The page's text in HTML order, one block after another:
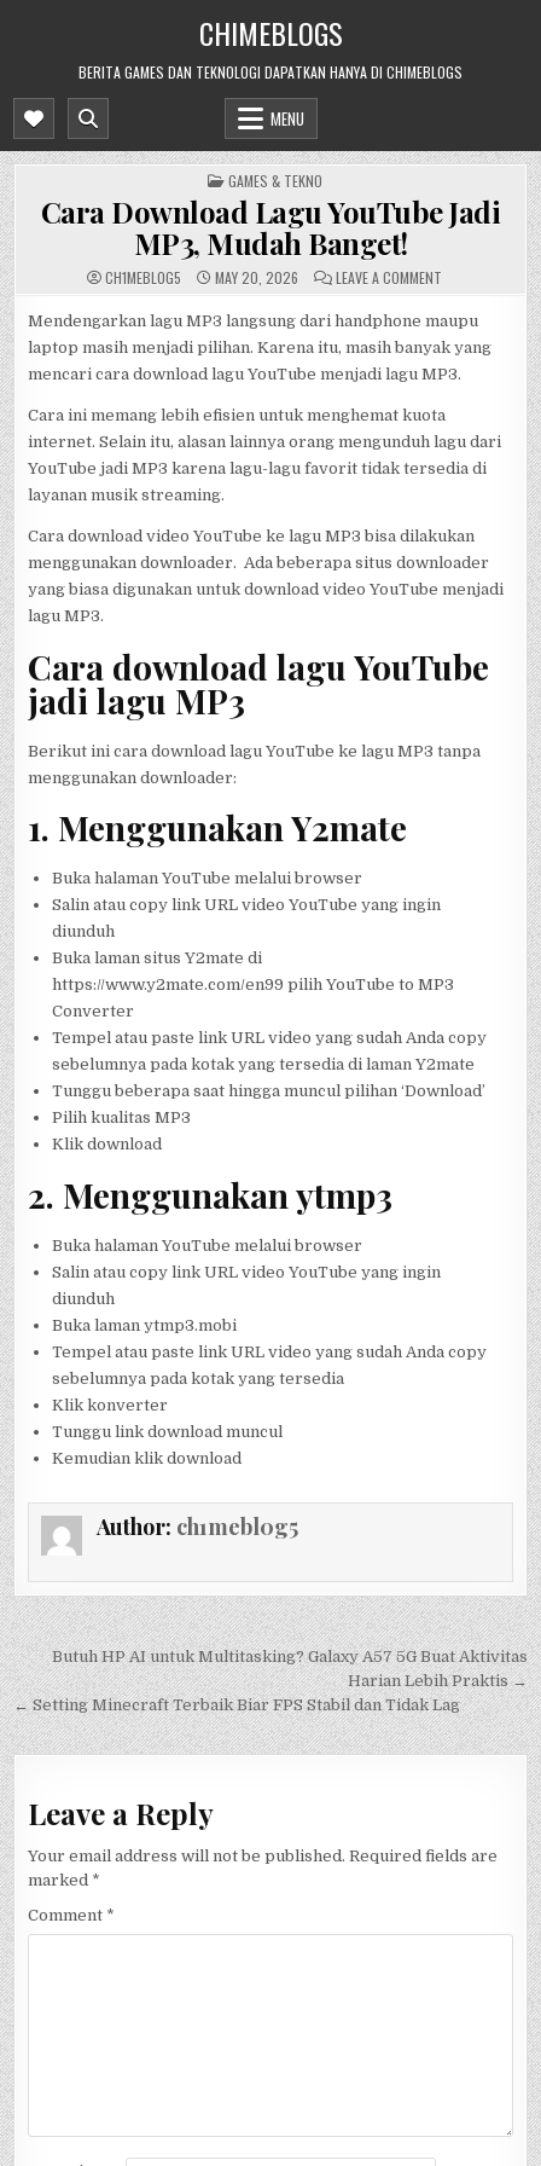
CHIMEBLOGS
BERITA GAMES DAN TEKNOLOGI DAPATKAN HANYA DI CHIMEBLOGS
MENU
POSTED
IN
GAMES & TEKNO
Cara Download Lagu YouTube Jadi
MP3, Mudah Banget!
CH1MEBL0G5 MAY 20, 2026 LEAVE A COMMENT
LAGU
YOUTUBE
JADI
MUDAH
Mendengarkan lagu MP3 langsung dari handphone maupu
laptop masih menjadi pilihan. Karena itu, masih banyak yang
mencari cara download lagu YouTube menjadi lagu MP3.
Cara ini memang lebih efisien untuk menghemat kuota
internet. Selain itu, alasan lainnya orang mengunduh lagu dari
YouTube jadi MP3 karena lagu-lagu favorit tidak tersedia di
layanan musik streaming.
Cara download video YouTube ke lagu MP3 bisa dilakukan
menggunakan downloader. Ada beberapa situs downloader
yang biasa digunakan untuk download video YouTube menjadi
lagu MP3.
Cara download lagu YouTube
jadi lagu MP3
Berikut ini cara download lagu YouTube ke lagu MP3 tanpa
menggunakan downloader:
1. Menggunakan Y2mate
Buka halaman YouTube melalui browser
Salin atau copy link URL video YouTube yang ingin
diunduh
Buka laman situs Y2mate di
https://www.y2mate.com/en99 pilih YouTube to MP3
Converter
Tempel atau paste link URL video yang sudah Anda copy
sebelumnya pada kotak yang tersedia di laman Y2mate
Tunggu beberapa saat hingga muncul pilihan ‘Download’
Pilih kualitas MP3
Klik download
2. Menggunakan ytmp3
Buka halaman YouTube melalui browser
Salin atau copy link URL video YouTube yang ingin
diunduh
Buka laman ytmp3.mobi
Tempel atau paste link URL video yang sudah Anda copy
sebelumnya pada kotak yang tersedia
Klik konverter
Tunggu link download muncul
Kemudian klik download
Author: ch1mebl0g5
Post
navigation
Butuh HP AI untuk Multitasking? Galaxy A57 5G Buat Aktivitas
Harian Lebih Praktis →
← Setting Minecraft Terbaik Biar FPS Stabil dan Tidak Lag
Leave a Reply
Your email address will not be published. Required fields are
marked *
Comment *